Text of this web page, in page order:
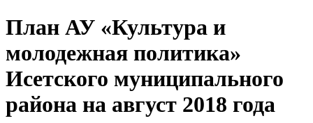
План АУ «Культура и
молодежная политика»
Исетского муниципального
района на август 2018 года